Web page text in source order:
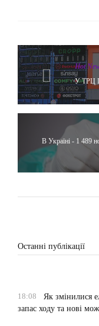
Hot
У ТРЦ
В Україні - 1 489
Останні публікації
18:08
Як змінилися
запас ходу та нові